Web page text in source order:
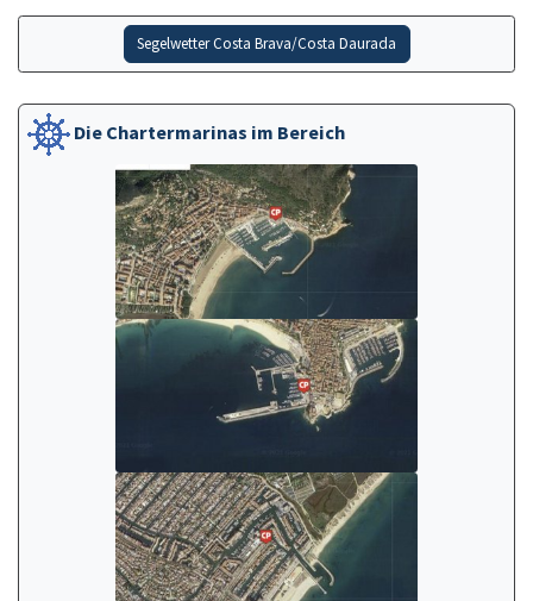
Segelwetter Costa Brava/Costa Daurada
Die Chartermarinas im Bereich